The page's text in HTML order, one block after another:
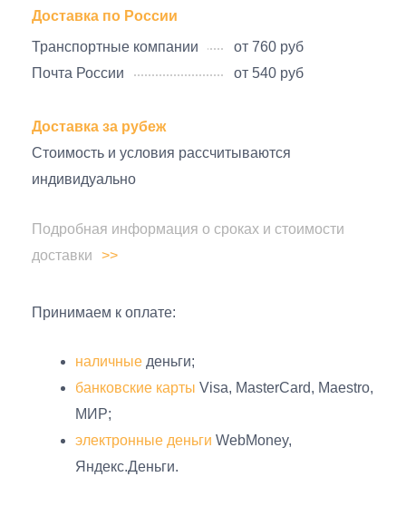
Доставка по России
Транспортные компании
от 760 руб
Почта России
от 540 руб
Доставка за рубеж
Стоимость и условия рассчитываются
индивидуально
Подробная информация о сроках и стоимости
доставки
Принимаем к оплате:
наличные деньги;
банковские карты Visa, MasterCard, Maestro,
МИР;
электронные деньги WebMoney,
Яндекс.Деньги.